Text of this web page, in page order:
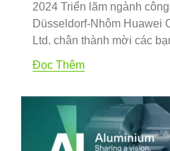
2024 Triển lãm ngành
Düsseldorf-Nhôm Huawei
Ltd. chân thành mời các
Đọc Thêm